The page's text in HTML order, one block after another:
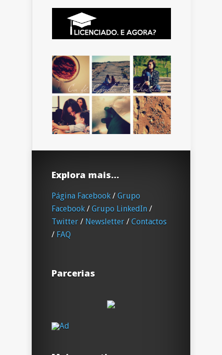
Explora mais…
Página Facebook / Grupo
Facebook / Grupo LinkedIn /
Twitter / Newsletter / Contactos
/ FAQ
Parcerias